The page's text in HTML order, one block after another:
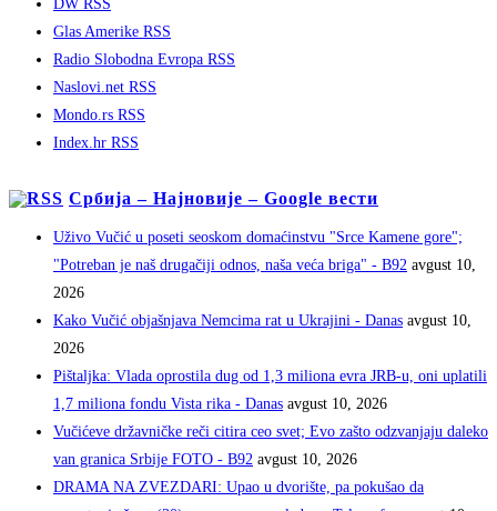
DW RSS
Glas Amerike RSS
Radio Slobodna Evropa RSS
Naslovi.net RSS
Mondo.rs RSS
Index.hr RSS
Србија – Најновије – Google вести
Uživo Vučić u poseti seoskom domaćinstvu "Srce Kamene gore";
"Potreban je naš drugačiji odnos, naša veća briga" - B92 avgust 10,
2026
Kako Vučić objašnjava Nemcima rat u Ukrajini - Danas avgust 10,
2026
Pištaljka: Vlada oprostila dug od 1,3 miliona evra JRB-u, oni uplatili
1,7 miliona fondu Vista rika - Danas avgust 10, 2026
Vučićeve državničke reči citira ceo svet; Evo zašto odzvanjaju daleko
van granica Srbije FOTO - B92 avgust 10, 2026
DRAMA NA ZVEZDARI: Upao u dvorište, pa pokušao da